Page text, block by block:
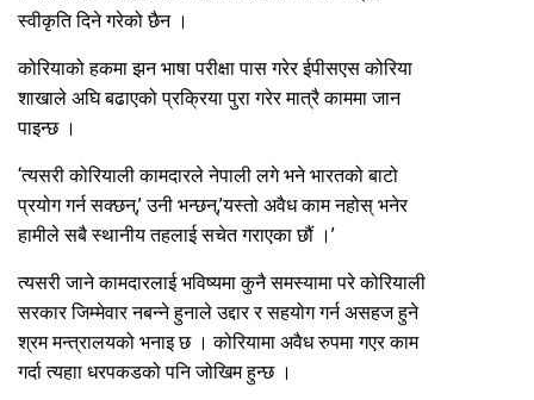
स्वीकृति दिने गरेको छैन ।
कोरियाको हकमा झन भाषा परीक्षा पास गरेर ईपीसएस कोरिया
शाखाले अघि बढाएको प्रक्रिया पुरा गरेर मात्रै काममा जान
पाइन्छ ।
‘त्यसरी कोरियाली कामदारले नेपाली लगे भने भारतको बाटो
प्रयोग गर्न सक्छन्,’ उनी भन्छन्,’यस्तो अवैध काम नहोस् भनेर
हामीले सबै स्थानीय तहलाई सचेत गराएका छौं ।’
त्यसरी जाने कामदारलाई भविष्यमा कुनै समस्यामा परे कोरियाली
सरकार जिम्मेवार नबन्ने हुनाले उद्दार र सहयोग गर्न असहज हुने
श्रम मन्त्रालयको भनाइ छ । कोरियामा अवैध रुपमा गएर काम
गर्दा त्यहाा धरपकडको पनि जोखिम हुन्छ ।